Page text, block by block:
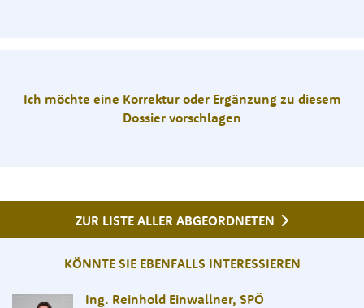
Ich möchte eine Korrektur oder Ergänzung zu diesem
Dossier vorschlagen
ZUR LISTE ALLER ABGEORDNETEN
KÖNNTE SIE EBENFALLS INTERESSIEREN
Ing. Reinhold Einwallner, SPÖ